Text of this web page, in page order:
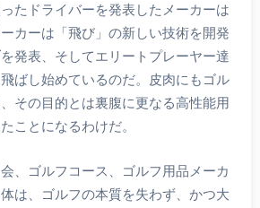
たドライバーを発表したメーカーは
カーは「飛び」の新しい技術を開発
発表、そしてエリートプレーヤー達
ばし始めているのだ。皮肉にもゴル
その目的とは裏腹に更なる高性能用
ことになるわけだ。
、ゴルフコース、ゴルフ用品メーカ
は、ゴルフの本質を失わず、かつ大